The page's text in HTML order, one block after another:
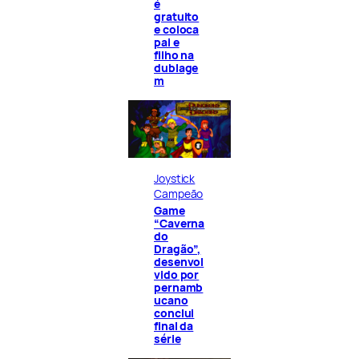
é
gratuito
e coloca
pai e
filho na
dublage
m
Joystick
Campeão
Game
“Caverna
do
Dragão”,
desenvol
vido por
pernamb
ucano
conclui
final da
série